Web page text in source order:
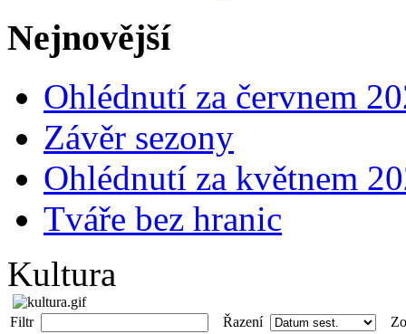
Nejnovější
Ohlédnutí za červnem
Závěr sezony
Ohlédnutí za květnem
Tváře bez hranic
Kultura
Filtr Řazení